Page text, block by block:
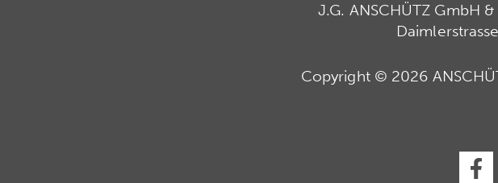
J.G. ANSCHÜTZ GmbH
Copyright © 2026